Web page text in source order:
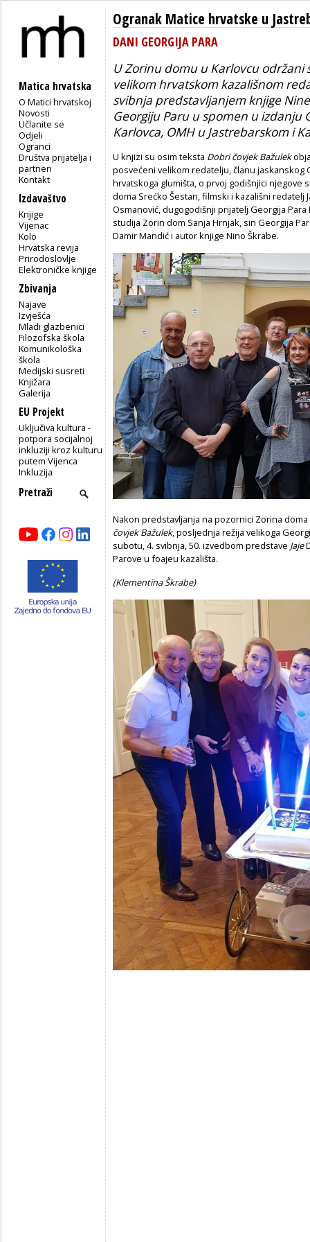
Matica hrvatska
O Matici hrvatskoj
Novosti
Učlanite se
Odjeli
Ogranci
Društva prijatelja i
partneri
Kontakt
Izdavaštvo
Knjige
Vijenac
Kolo
Hrvatska revija
Prirodoslovlje
Elektroničke knjige
Zbivanja
Najave
Izvješća
Mladi glazbenici
Filozofska škola
Komunikološka
škola
Medijski susreti
Knjižara
Galerija
EU Projekt
Uključiva kultura -
potpora socijalnoj
inkluziji kroz kulturu
putem Vijenca
Inkluzija
Ogranak Matice hrvatske u
DANI GEORGIJA PARA
U Zorinu domu u Karlovcu održani
velikom hrvatskom kazališnom
svibnja predstavljanjem knjige
Georgiju Paru u spomen u izdanju
Karlovca, OMH u Jastrebarskom i
U knjizi su osim teksta Dobri čovjek Bažulek
posvećeni velikom redatelju, članu jaskanskog
hrvatskoga glumišta, o prvoj godišnjici njegove
doma Srećko Šestan, filmski i kazališni redatelj
Osmanović, dugogodišnji prijatelj Georgija
studija Zorin dom Sanja Hrnjak, sin Georgija
Damir Mandić i autor knjige Nino Škrabe.
Nakon predstavljanja na pozornici Zorina
čovjek Bažulek, posljednja režija velikoga
subotu, 4. svibnja, 50. izvedbom predstave Jaje
Parove u foajeu kazališta.
(Klementina Škrabe)